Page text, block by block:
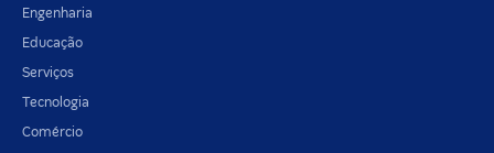
Engenharia
Educação
Serviços
Tecnologia
Comércio